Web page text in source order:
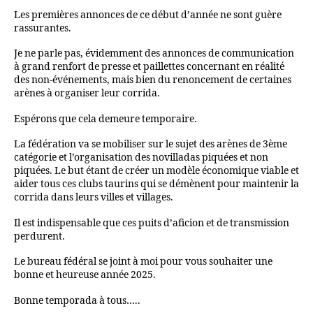
Les premières annonces de ce début d’année ne sont guère
rassurantes.
Je ne parle pas, évidemment des annonces de communication
à grand renfort de presse et paillettes concernant en réalité
des non-événements, mais bien du renoncement de certaines
arènes à organiser leur corrida.
Espérons que cela demeure temporaire.
La fédération va se mobiliser sur le sujet des arènes de 3ème
catégorie et l’organisation des novilladas piquées et non
piquées. Le but étant de créer un modèle économique viable et
aider tous ces clubs taurins qui se démènent pour maintenir la
corrida dans leurs villes et villages.
Il est indispensable que ces puits d’aficion et de transmission
perdurent.
Le bureau fédéral se joint à moi pour vous souhaiter une
bonne et heureuse année 2025.
Bonne temporada à tous…..